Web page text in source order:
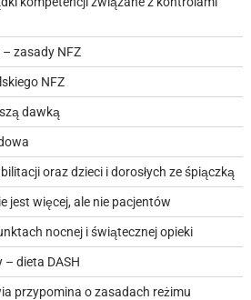
– zasady NFZ
NFZ
dawką
oraz dzieci i dorosłych ze śpiączką
jest więcej, ale nie pacjentów
nocnej i świątecznej opieki
dieta DASH
przypomina o zasadach reżimu